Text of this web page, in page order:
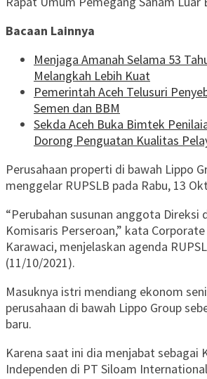
Bacaan Lainnya
Menjaga Amanah Selama 53
Melangkah Lebih Kuat
Pemerintah Aceh Telusuri
Semen dan BBM
Sekda Aceh Buka Bimtek
Dorong Penguatan Kualitas
Perusahaan properti di bawah Lippo
menggelar RUPSLB pada Rabu, 13
“Perubahan susunan anggota Direksi
Komisaris Perseroan,” kata
Karawaci, menjelaskan agenda
(11/10/2021).
Masuknya istri mendiang ekonom
perusahaan di bawah Lippo Group
baru.
Karena saat ini dia menjabat sebagai
Independen di PT Siloam